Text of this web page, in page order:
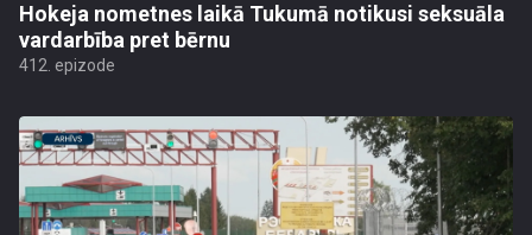
Hokeja nometnes laikā Tukumā notikusi seksuāla
vardarbība pret bērnu
412. epizode